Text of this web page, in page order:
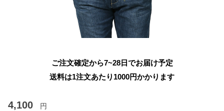
ご注文確定から7~28日でお届け予定
送料は1注文あたり 1000円かかります
4,100 円